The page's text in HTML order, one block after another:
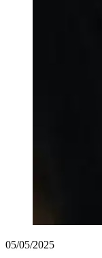
05/05/2025